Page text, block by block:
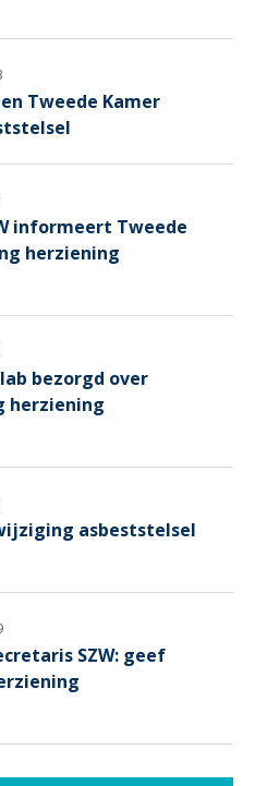
Tweede Kamer
informeert Tweede
herziening
bezorgd over
herziening
asbeststelsel
SZW: geef